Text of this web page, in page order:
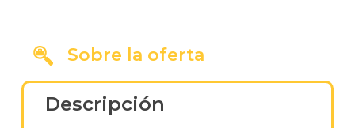
Sobre la oferta
Descripción